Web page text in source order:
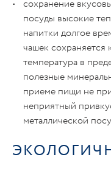
сохранение
посуды высокие
напитки долгое
чашек
температура в
полезные
приеме пищи не
неприятный
металлической